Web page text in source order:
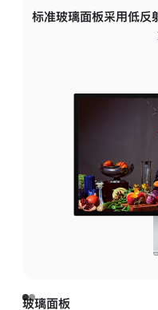
标准玻璃面板采用低反
玻璃面板